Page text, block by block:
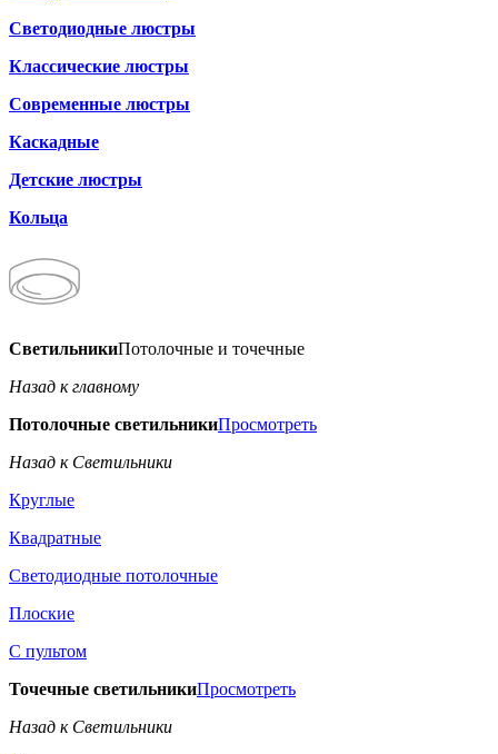
Светодиодные люстры
Классические люстры
Современные люстры
Каскадные
Детские люстры
Кольца
СветильникиПотолочные и точечные
Назад к главному
Потолочные светильникиПросмотреть
Назад к Светильники
Круглые
Квадратные
Светодиодные потолочные
Плоские
С пультом
Точечные светильникиПросмотреть
Назад к Светильники